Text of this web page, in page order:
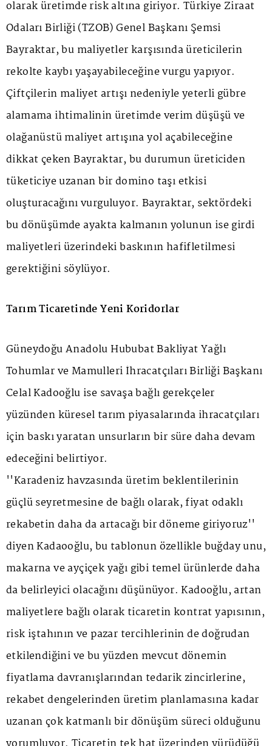
olarak üretimde risk altına giriyor. Türkiye Ziraat
Odaları Birliği (TZOB) Genel Başkanı Şemsi
Bayraktar, bu maliyetler karşısında üreticilerin
rekolte kaybı yaşayabileceğine vurgu yapıyor.
Çiftçilerin maliyet artışı nedeniyle yeterli gübre
alamama ihtimalinin üretimde verim düşüşü ve
olağanüstü maliyet artışına yol açabileceğine
dikkat çeken Bayraktar, bu durumun üreticiden
tüketiciye uzanan bir domino taşı etkisi
oluşturacağını vurguluyor. Bayraktar, sektördeki
bu dönüşümde ayakta kalmanın yolunun ise girdi
maliyetleri üzerindeki baskının hafifletilmesi
gerektiğini söylüyor.
Tarım Ticaretinde Yeni Koridorlar
Güneydoğu Anadolu Hububat Bakliyat Yağlı
Tohumlar ve Mamulleri İhracatçıları Birliği Başkanı
Celal Kadooğlu ise savaşa bağlı gerekçeler
yüzünden küresel tarım piyasalarında ihracatçıları
için baskı yaratan unsurların bir süre daha devam
edeceğini belirtiyor.
''Karadeniz havzasında üretim beklentilerinin
güçlü seyretmesine de bağlı olarak, fiyat odaklı
rekabetin daha da artacağı bir döneme giriyoruz''
diyen Kadaooğlu, bu tablonun özellikle buğday unu,
makarna ve ayçiçek yağı gibi temel ürünlerde daha
da belirleyici olacağını düşünüyor. Kadooğlu, artan
maliyetlere bağlı olarak ticaretin kontrat yapısının,
risk iştahının ve pazar tercihlerinin de doğrudan
etkilendiğini ve bu yüzden mevcut dönemin
fiyatlama davranışlarından tedarik zincirlerine,
rekabet dengelerinden üretim planlamasına kadar
uzanan çok katmanlı bir dönüşüm süreci olduğunu